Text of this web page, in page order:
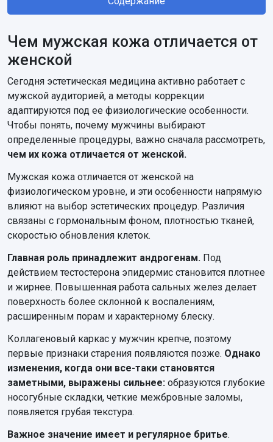
Чем мужская кожа отличается от
женской
Сегодня эстетическая медицина активно работает с
мужской аудиторией, а методы коррекции
адаптируются под ее физиологические особенности.
Чтобы понять, почему мужчины выбирают
определенные процедуры, важно сначала рассмотреть,
чем их кожа отличается от женской.
Мужская кожа отличается от женской на
физиологическом уровне, и эти особенности напрямую
влияют на выбор эстетических процедур. Различия
связаны с гормональным фоном, плотностью тканей,
скоростью обновления клеток.
Главная роль принадлежит андрогенам. Под
действием тестостерона эпидермис становится плотнее
и жирнее. Повышенная работа сальных желез делает
поверхность более склонной к воспалениям,
расширенным порам и характерному блеску.
Коллагеновый каркас у мужчин крепче, поэтому
первые признаки старения появляются позже. Однако
изменения, когда они все-таки становятся
заметными, выражены сильнее: образуются глубокие
носогубные складки, четкие межбровные заломы,
появляется грубая текстура.
Важное значение имеет и регулярное бритье.